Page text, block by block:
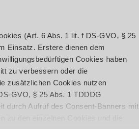
(Art. 6 Abs. 1 lit. f DS-GVO, § 25
Einsatz. Erstere dienen dem
Cookies haben
zu verbessern oder die
zusätzlichen Cookies nutzen
GVO, § 25 Abs. 1 TDDDG
durch Aufruf des Consent-Banners mit